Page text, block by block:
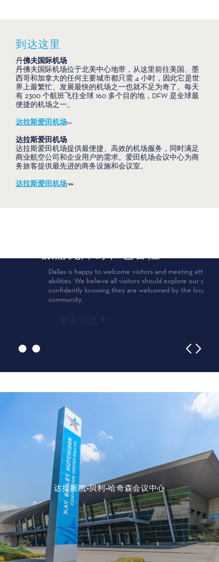
到达这里
丹佛夫国际机场
丹佛夫国际机场位于北美中心地带，从这里前往美国、墨
西哥和加拿大的任何主要城市都只需 4 小时，因此它是世
界上最繁忙、发展最快的机场之一也就不足为奇了。每天
有 2300 个航班飞往全球 160 多个目的地，DFW 是全球最
便捷的机场之一。
达拉斯爱田机场>>
达拉斯爱田机场
达拉斯爱田机场提供最便捷、高效的机场服务，同时满足
商业航空公司和企业用户的需求。爱田机场会议中心为商
务旅客提供最先进的商务设施和会议室。
达拉斯爱田机场>>
公共交通
达拉斯地区捷运公司（DART）为您提供现代化的公共交通
服务和客户设施，让您在德克萨斯州达拉斯市及周边12个
城市中快速、舒适、经济地出行。我们广泛的网络包括
DART 轻轨、Trinity Railway、DART 轻轨、DART 轻轨、
旅游无障碍和包容性
Dallas is happy to welcome visitors and meeting att of all
abilities. We believe all visitors should explore our city
confidently knowing they are welcomed by the local
community.
达拉斯凯-贝利-哈奇森会议中心